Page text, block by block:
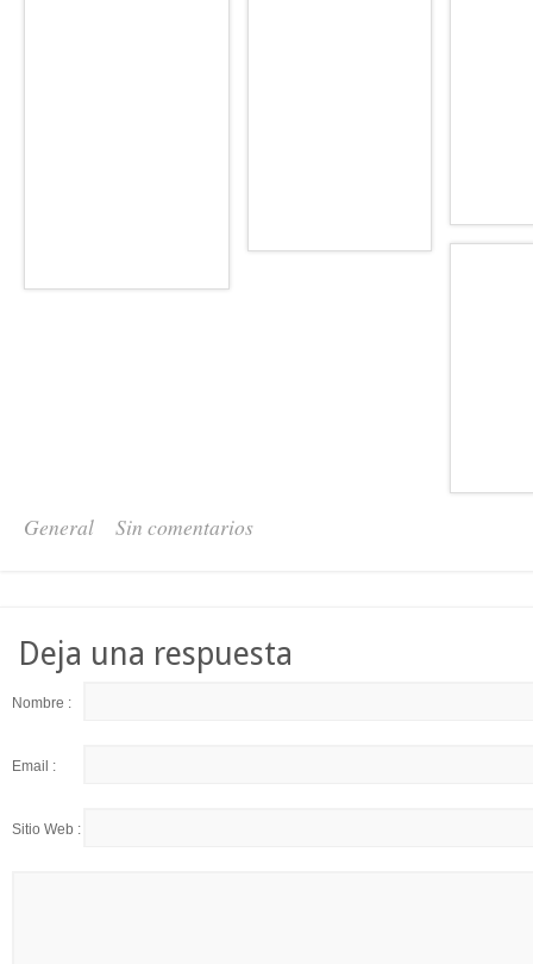
General Sin comentarios
Deja una respuesta
Nombre :
Email :
Sitio Web :